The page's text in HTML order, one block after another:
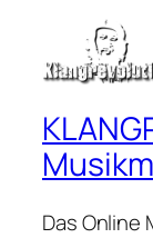
Das Online